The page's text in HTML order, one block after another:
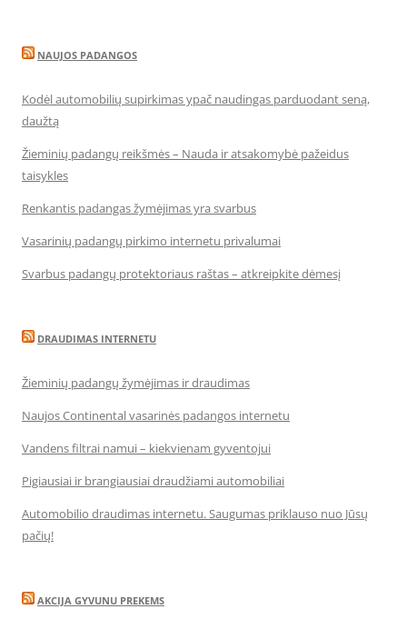
NAUJOS PADANGOS
Kodėl automobilių supirkimas ypač naudingas parduodant seną,
daužtą
Žieminių padangų reikšmės – Nauda ir atsakomybė pažeidus
taisykles
Renkantis padangas žymėjimas yra svarbus
Vasarinių padangų pirkimo internetu privalumai
Svarbus padangų protektoriaus raštas – atkreipkite dėmesį
DRAUDIMAS INTERNETU
Žieminių padangų žymėjimas ir draudimas
Naujos Continental vasarinės padangos internetu
Vandens filtrai namui – kiekvienam gyventojui
Pigiausiai ir brangiausiai draudžiami automobiliai
Automobilio draudimas internetu. Saugumas priklauso nuo Jūsų
pačių!
AKCIJA GYVUNU PREKEMS